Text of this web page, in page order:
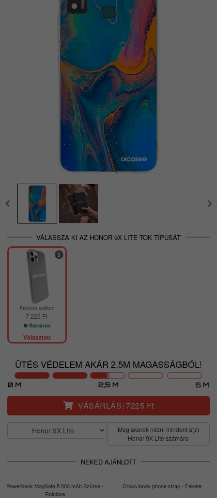
VÁLASSZA KI AZ HONOR 9X LITE TOK TÍPUSÁT
Átlátszó szilikon
7 225 Ft
Raktáron
Választott
ÜTÉS VÉDELEM AKÁR 2,5M MAGASSÁGBÓL!
VÁSÁRLÁS | 7225 Ft
Honor 9X Lite
Meg akarok nézni mindent a(z)
Honor 9X Lite számára
NEKED AJÁNLOTT
Powerbank MagSafe 5 000 mAh Szürke -
Rainbow
Cross-body phone strap - Fekete